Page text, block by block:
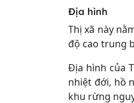
Địa hình
Thị xã này
độ cao trung
Địa hình của
nhiệt đới, hồ
khu rừng